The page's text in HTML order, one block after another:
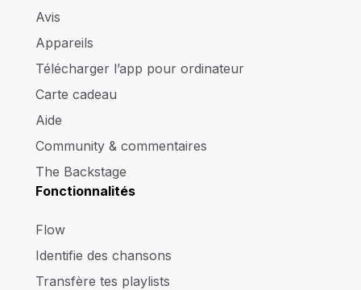
Avis
Appareils
Télécharger l’app pour ordinateur
Carte cadeau
Aide
Community & commentaires
The Backstage
Fonctionnalités
Flow
Identifie des chansons
Transfère tes playlists